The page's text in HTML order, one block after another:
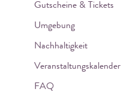
Gutscheine & Tickets
Umgebung
Nachhaltigkeit
Veranstaltungskalender
FAQ